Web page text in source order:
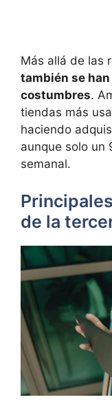
Más allá de las
también se
costumbres.
tiendas más
haciendo
aunque solo un
semanal.
de la